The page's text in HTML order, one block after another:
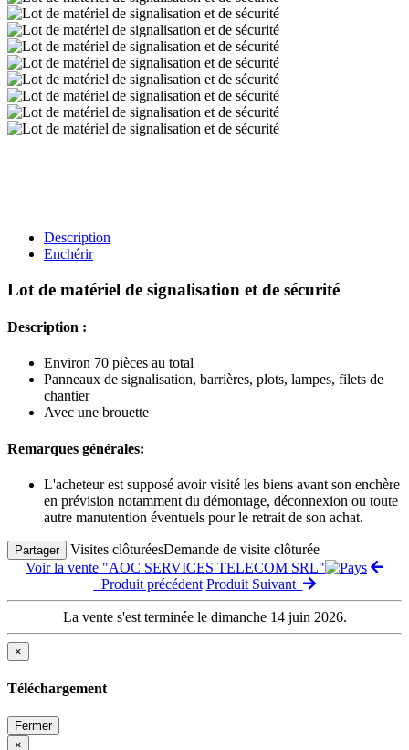
Description
Enchérir
Lot de matériel de signalisation et de sécurité
Description :
Environ 70 pièces au total
Panneaux de signalisation, barrières, plots, lampes, filets de
chantier
Avec une brouette
Remarques générales:
L'acheteur est supposé avoir visité les biens avant son enchère
en prévision notamment du démontage, déconnexion ou toute
autre manutention éventuels pour le retrait de son achat.
Partager Visites clôturéesDemande de visite clôturée
Voir la vente "AOC SERVICES TELECOM SRL"
Produit précédent Produit Suivant
La vente s'est terminée le dimanche 14 juin 2026.
×
Téléchargement
Fermer
×